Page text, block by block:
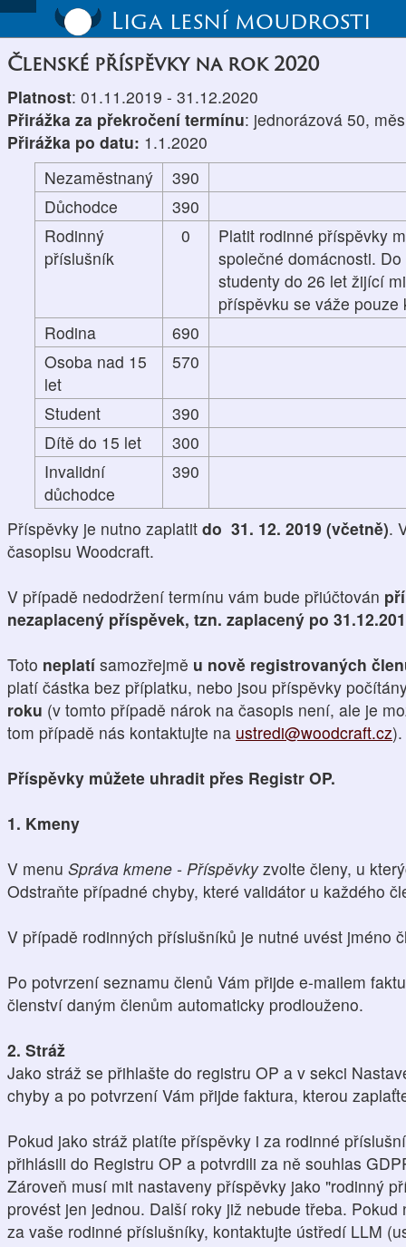
Liga lesní moudrosti
Členské příspěvky na rok 2020
Platnost: 01.11.2019 - 31.12.2020
Přirážka za překročení termínu: jednorázová 50,
Přirážka po datu: 1.1.2020
Nezaměstnaný
390
Důchodce
390
Rodinný
příslušník
0
Platit rodinné příspěvky
společné domácnosti.
studenty do 26 let žijící
příspěvku se váže
Rodina
690
Osoba nad 15
let
570
Student
390
Dítě do 15 let
300
Invalidní
důchodce
390
Příspěvky je nutno zaplatit do 31. 12. 2019 (včetně).
časopisu Woodcraft.
V případě nedodržení termínu vám bude přiúčtován
nezaplacený příspěvek, tzn. zaplacený po
Toto neplatí samozřejmě u nově registrovaných
platí částka bez příplatku, nebo jsou příspěvky
roku (v tomto případě nárok na časopis není, ale je
tom případě nás kontaktujte na ustredi@woodcraft.cz).
Příspěvky můžete uhradit přes Registr OP.
1. Kmeny
V menu Správa kmene - Příspěvkyzvolte členy, u
Odstraňte případné chyby, které validátor u každého
V případě rodinných příslušníků je nutné uvést jméno
Po potvrzení seznamu členů Vám přijde e-mailem
členství daným členům automaticky prodlouženo.
2. Stráž
Jako stráž se přihlašte do registru OP a v sekci
chyby a po potvrzení Vám přijde faktura, kterou
Pokud jako stráž platíte příspěvky i za rodinné
přihlásili do Registru OP a potvrdili za ně souhlas
Zároveň musí mit nastaveny příspěvky jako "rodinný
provést jen jednou. Další roky již nebude třeba.
za vaše rodinné příslušníky, kontaktujte ústředí LLM